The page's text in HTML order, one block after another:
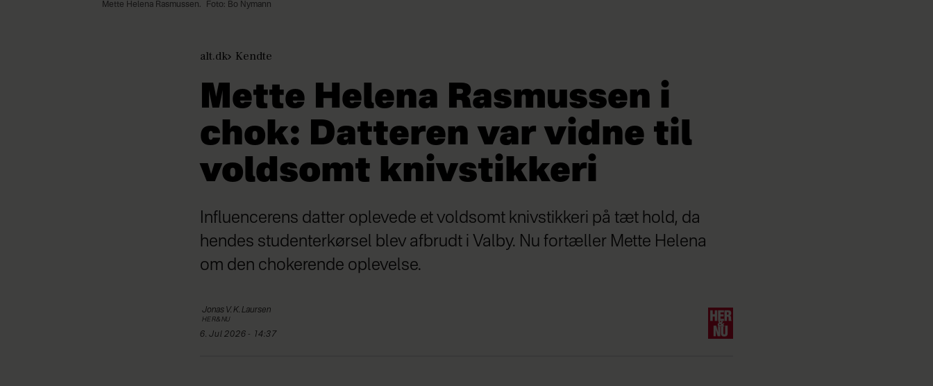
Mette Helena Rasmussen. Foto: Bo Nymann
alt.dk Kendte
Mette Helena Rasmussen i
chok: Datteren var vidne til
voldsomt knivstikkeri
Influencerens datter oplevede et voldsomt knivstikkeri på tæt hold, da
hendes studenterkørsel blev afbrudt i Valby. Nu fortæller Mette Helena
om den chokerende oplevelse.
Jonas V. K. Laursen
HER&NU
6. Jul 2026 - 14:37